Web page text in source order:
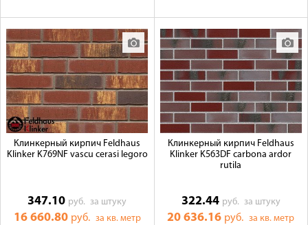
Клинкерный кирпич Feldhaus
Klinker K769NF vascu cerasi legoro
347.10 руб.за штуку
16 660.80 руб. за кв. метр
Клинкерный кирпич Feldhaus
Klinker K563DF carbona ardor
rutila
322.44 руб. за штуку
20 636.16 руб.за кв. метр